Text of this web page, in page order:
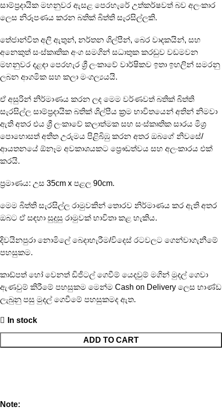
සාම්ප්‍රදායික මහනුවර ඇසළ පෙරහැරේ උත්කර්ෂවත් බව අලංකාර
ලෙස නිරූපණය කරන බතික් බිත්ති සැරසිල්ලකි.
තේජාන්විත අලි ඇතුන්, නර්තන ශිල්පීන්, බෙර වාදකයින්, සහ
අනෙකුත් සංස්කෘතික අංග සමගින් සධාතුක කරඬුව වඩමවන
මහනුවර දළඳා පෙරහැර ශ්‍රී ලංකාවේ වාර්ෂිකව ඉතා ඉහලින් සමරනු
ලබන ආගමික සහ කලා මංගල්‍යයයි.
ඒ අසුරින් නිර්මාණය කරන ලද මෙම වර්ණවත් බතික් බිත්ති
සැරසිල්ල සාම්ප්‍රදායික බතික් ශිල්පීය ක්‍රම භාවිතයෙන් අතින් නිමවා
ඇති අතර එය ශ්‍රී ලංකාවේ කලාත්මක සහ සංස්කෘතික සාරය මිශ්‍ර
පොහොසත් අතීත උරුමය පිළිබිඹු කරන අතර ඔබගේ නිවසේ/
ආයතනයේ ඕනෑම අවකාශයකට ප්‍රෞඩත්වය සහ අලංකාරය එක්
කරයි.
ප්‍රමාණය: උස 35cm x පළල 90cm.
මෙම බිත්ති සැරසිල්ල රාමුවකින් තොරව නිර්මාණය කර ඇති අතර
ඔබට ඒ සඳහා සුදුසු රාමුවක් භාවිතා කළ හැකිය.
දිවයිනපුරා නොමිලේ බෙදාහැරීම/විදෙස් රටවලට ගෙන්වාගැනීමේ
පහසුකම.
කාඩ්පත් හෝ වෙනත් ඩිජිටල් ගෙවීම් යෙදවුම් මගින් මුදල් ගෙවා
ඇණවුම් කිරීමේ පහසුකම මෙන්ම Cash on Delivery ලෙස භාණ්ඩ
ලැබුනු පසු මුදල් ගෙවීමේ පහසුකමද ඇත.
In stock
ADD TO CART
Note: